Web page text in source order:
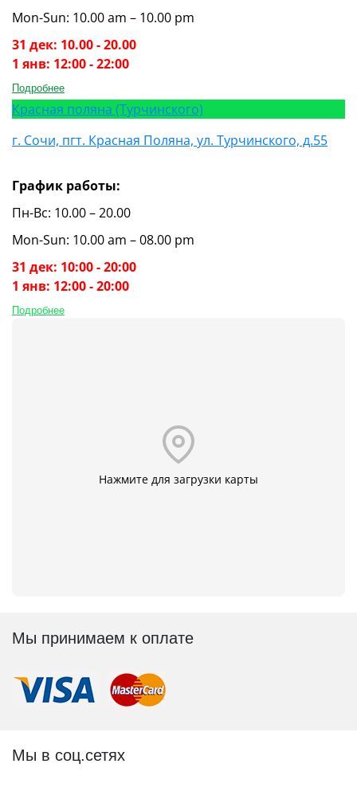
Mon-Sun: 10.00 am – 10.00 pm
31 дек: 10.00 - 20.00
1 янв: 12:00 - 22:00
Подробнее
Красная поляна (Турчинского)
г. Сочи, пгт. Красная Поляна, ул. Турчинского, д.55
График работы:
Пн-Вс: 10.00 – 20.00
Mon-Sun: 10.00 am – 08.00 pm
31 дек: 10:00 - 20:00
1 янв: 12:00 - 20:00
Подробнее
Нажмите для загрузки карты
Мы принимаем к оплате
Мы в соц.сетях